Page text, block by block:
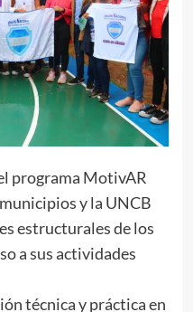
programa MotivAR
y la UNCB
estructurales de los
a sus actividades
técnica y práctica en